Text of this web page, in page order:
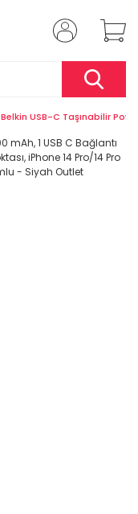
Belkin USB-C Taşınabilir